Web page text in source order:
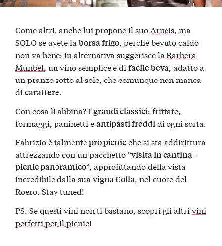
Come altri, anche lui propone il suoArneis, ma
SOLO se avete laborsa frigo, perchè bevuto caldo
non va bene; in alternativa suggerisce laBarbera
Munbèl, un vino semplice e difacile beva, adatto a
un pranzo sotto al sole, che comunque non manca
dicarattere.
Con cosa li abbina? Igrandi classici: frittate,
formaggi, paninetti eantipasti freddidi ogni sorta.
Fabrizio è talmentepro picnicche si sta addirittura
attrezzando con un pacchetto “visita in cantina +
picnic panoramico“, approfittando della vista
incredibile dalla suavigna Colla, nel cuore del
Roero. Stay tuned!
PS. Se questi vini non ti bastano, scopri gli altrivini
perfetti per il picnic!